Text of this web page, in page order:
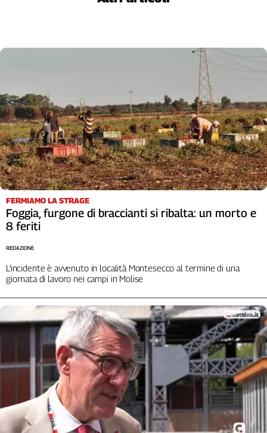
redazione
Newsletter
Social
FERMIAMO LA STRAGE
Foggia, furgone di braccianti si ribalta: un morto e
8 feriti
L’incidente è avvenuto in località Montesecco al termine di una
giornata di lavoro nei campi in Molise
REDAZIONE